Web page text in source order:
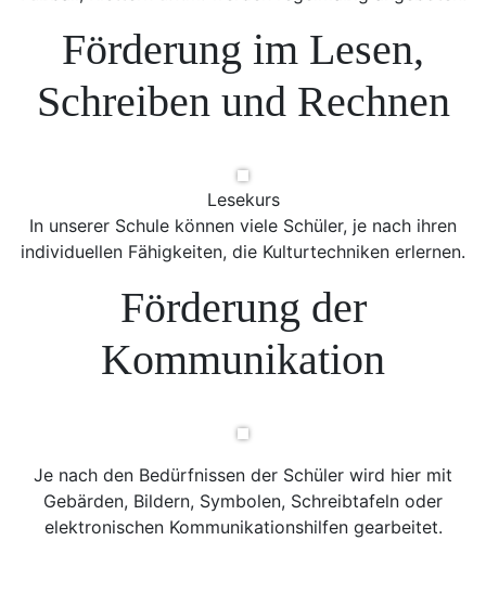
Förderung im Lesen,
Schreiben und Rechnen
Lesekurs
In unserer Schule können viele Schüler, je nach ihren
individuellen Fähigkeiten, die Kulturtechniken erlernen.
Förderung der
Kommunikation
Je nach den Bedürfnissen der Schüler wird hier mit
Gebärden, Bildern, Symbolen, Schreibtafeln oder
elektronischen Kommunikationshilfen gearbeitet.